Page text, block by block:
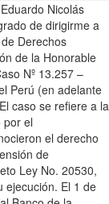
Nicolás
de dirigirme a
Derechos
de la Honorable
Nº 13.257 –
Perú (en adelante
caso se refiere a la
por el
el derecho
de
Ley No. 20530,
ejecución. El 1 de